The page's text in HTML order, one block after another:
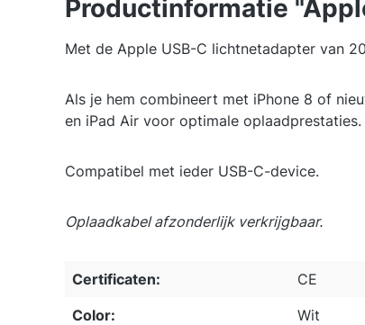
Productinformatie
Met de Apple USB-C lichtnetadapter van
Als je hem combineert met iPhone 8 of
en iPad Air voor optimale oplaadprestaties.
Compatibel met ieder USB-C-device.
Oplaadkabel afzonderlijk verkrijgbaar.
Certificaten:
CE
Color:
Wit